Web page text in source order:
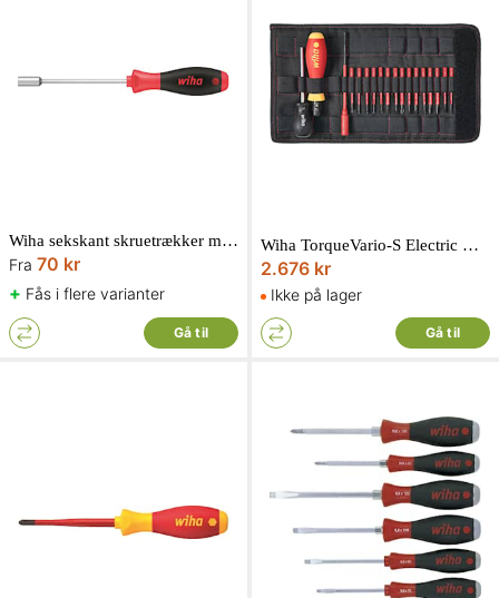
Wiha sekskant skruetrækker med rund klinge og SoftFinish
Fra 70 kr
+ Fås i flere varianter
Gå til
Wiha TorqueVario-S Electric momentskruetrækkersæt 1000V med foldetaske 18 dele
2.676 kr
Ikke på lager
Gå til